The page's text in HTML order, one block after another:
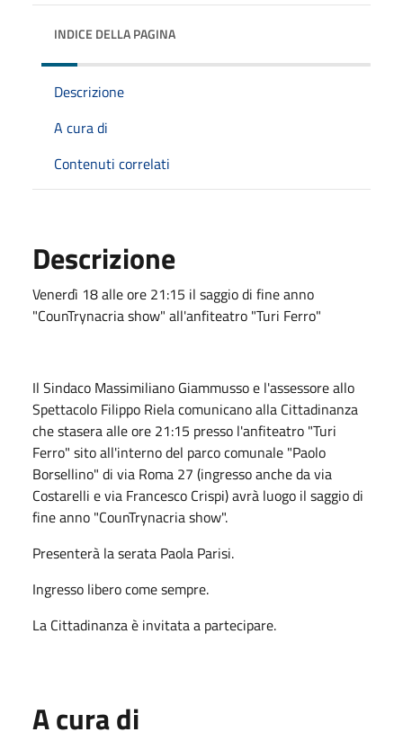
INDICE DELLA PAGINA
Descrizione
A cura di
Contenuti correlati
Descrizione
Venerdì 18 alle ore 21:15 il saggio di fine anno
"CounTrynacria show" all'anfiteatro "Turi Ferro"
Il Sindaco Massimiliano Giammusso e l'assessore allo
Spettacolo Filippo Riela comunicano alla Cittadinanza
che stasera alle ore 21:15 presso l'anfiteatro "Turi
Ferro" sito all'interno del parco comunale "Paolo
Borsellino" di via Roma 27 (ingresso anche da via
Costarelli e via Francesco Crispi) avrà luogo il saggio di
fine anno "CounTrynacria show".
Presenterà la serata Paola Parisi.
Ingresso libero come sempre.
La Cittadinanza è invitata a partecipare.
A cura di